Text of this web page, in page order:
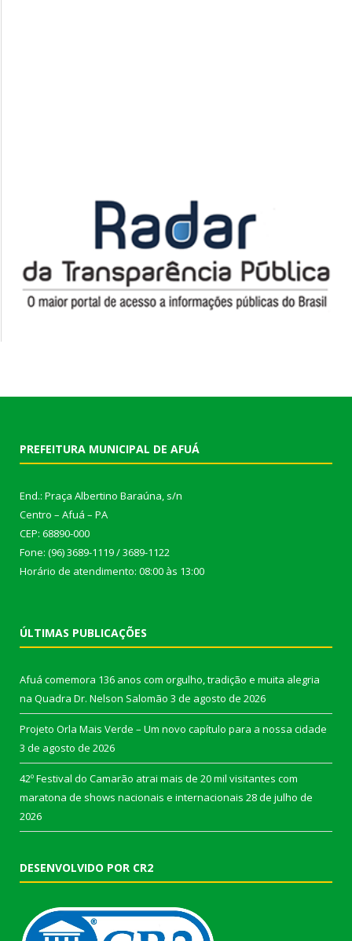
PREFEITURA MUNICIPAL DE AFUÁ
End.: Praça Albertino Baraúna, s/n
Centro – Afuá – PA
CEP: 68890-000
Fone: (96) 3689-1119 / 3689-1122
Horário de atendimento: 08:00 às 13:00
ÚLTIMAS PUBLICAÇÕES
Afuá comemora 136 anos com orgulho, tradição e muita alegria
na Quadra Dr. Nelson Salomão 3 de agosto de 2026
Projeto Orla Mais Verde – Um novo capítulo para a nossa cidade
3 de agosto de 2026
42º Festival do Camarão atrai mais de 20 mil visitantes com
maratona de shows nacionais e internacionais 28 de julho de
2026
DESENVOLVIDO POR CR2